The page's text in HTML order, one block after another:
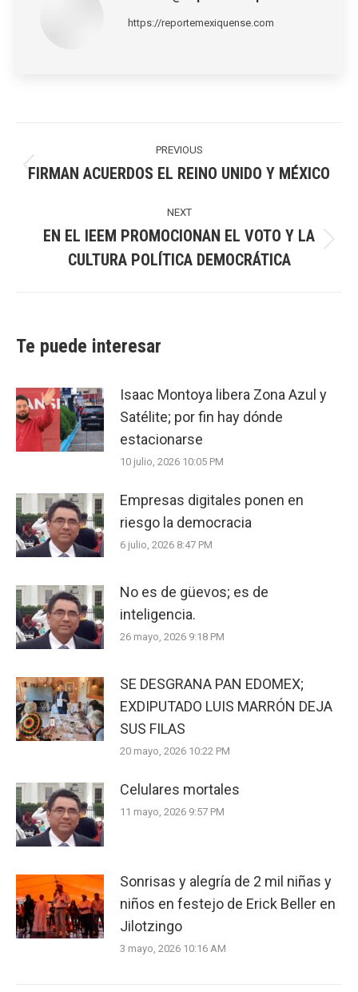
https://reportemexiquense.com
navigation
PREVIOUS
Previous
FIRMAN ACUERDOS EL REINO UNIDO Y MÉXICO
NEXT
post:
EN EL IEEM PROMOCIONAN EL VOTO Y LA
CULTURA POLÍTICA DEMOCRÁTICA
Te puede interesar
Isaac Montoya libera Zona Azul y
Satélite; por fin hay dónde
estacionarse
10 julio, 2026 10:05 PM
Empresas digitales ponen en
riesgo la democracia
6 julio, 2026 8:47 PM
No es de güevos; es de
inteligencia.
26 mayo, 2026 9:18 PM
SE DESGRANA PAN EDOMEX;
EXDIPUTADO LUIS MARRÓN DEJA
SUS FILAS
20 mayo, 2026 10:22 PM
Celulares mortales
11 mayo, 2026 9:57 PM
Sonrisas y alegría de 2 mil niñas y
niños en festejo de Erick Beller en
Jilotzingo
3 mayo, 2026 10:16 AM